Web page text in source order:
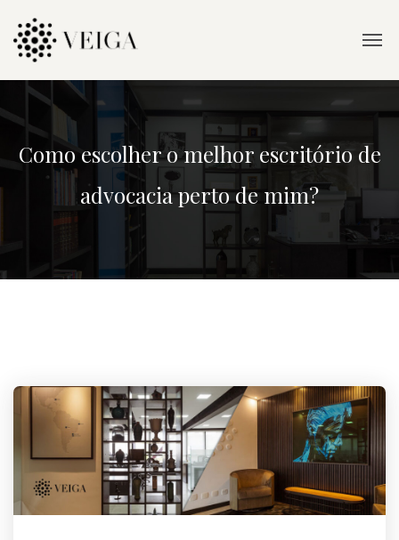
Como escolher o melhor escritório de
advocacia perto de mim?